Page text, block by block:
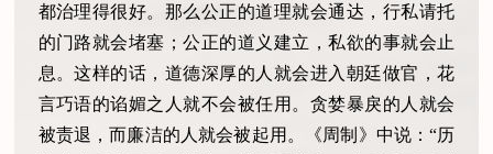
都治理得很好。那么公正的道理就会通达，行私请托
的门路就会堵塞；公正的道义建立，私欲的事就会止
息。这样的话，道德深厚的人就会进入朝廷做官，花
言巧语的谄媚之人就不会被任用。贪婪暴戾的人就会
被责退，而廉洁的人就会被起用。《周制》中说：“历